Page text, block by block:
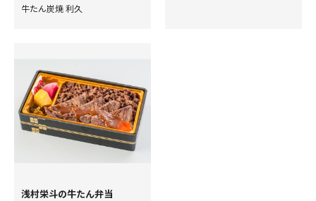
牛たん炭焼 利久
浅村栄斗の牛たん弁当